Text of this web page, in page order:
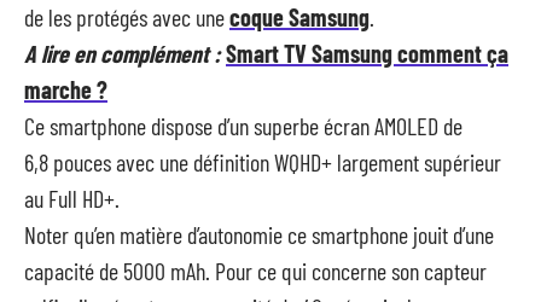
de les protégés avec unecoque Samsung.
A lire en complément :Smart TV Samsung comment ça
marche ?
Ce smartphone dispose d’un superbe écran AMOLED de
6,8 pouces avec une définition WQHD+ largement supérieur
au Full HD+.
Noter qu’en matière d’autonomie ce smartphone jouit d’une
capacité de 5000 mAh. Pour ce qui concerne son capteur